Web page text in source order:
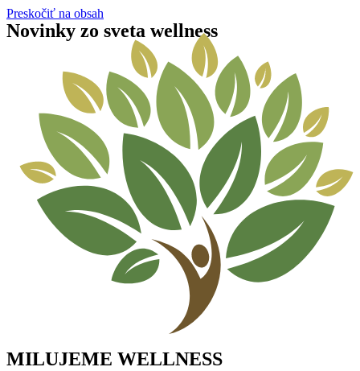
Preskočiť na obsah
MILUJEME WELLNESS
Novinky zo sveta wellness